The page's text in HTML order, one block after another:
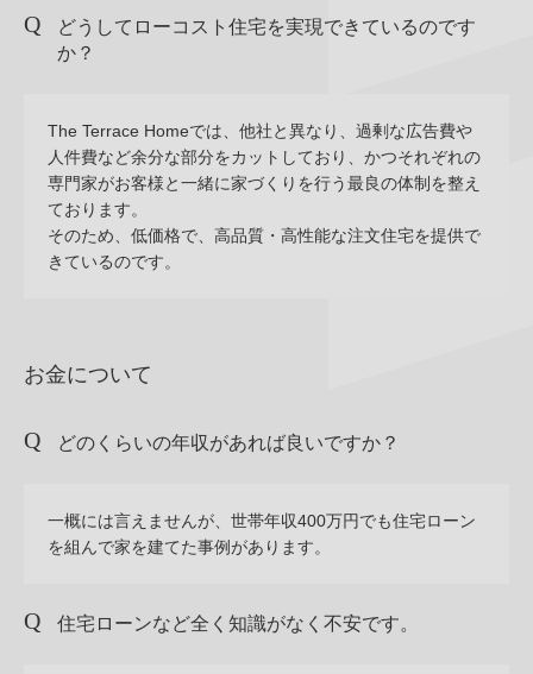
どうしてローコスト住宅を実現できているのです
か？
The Terrace Homeでは、他社と異なり、過剰な広告費や
人件費など余分な部分をカットしており、かつそれぞれの
専門家がお客様と一緒に家づくりを行う最良の体制を整え
ております。
そのため、低価格で、高品質・高性能な注文住宅を提供で
きているのです。
お金について
どのくらいの年収があれば良いですか？
一概には言えませんが、世帯年収400万円でも住宅ローン
を組んで家を建てた事例があります。
住宅ローンなど全く知識がなく不安です。